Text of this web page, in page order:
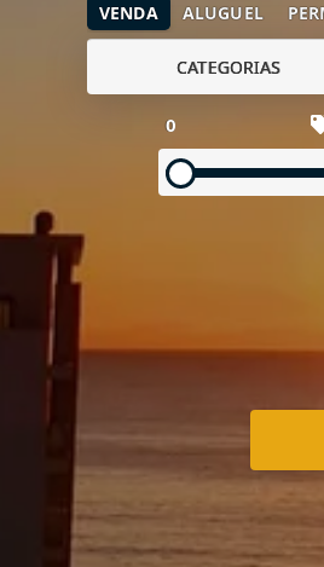
VENDA ALUGUEL
CATEGORIAS
0